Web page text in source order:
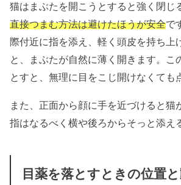
猫はまぶたを開こうとすると強く閉じ
直接つまむ方法は避けたほうが安全で
際付近に指を添え、軽く頭皮を持ち上
と、まぶたが自然に薄く開きます。こ
とすと、無理に目をこじ開けなくても
また、正面から顔に手を近づけると猫
指はなるべく横や後ろからそっと添え
目薬を落とすときの位置